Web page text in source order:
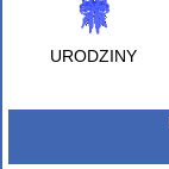
URODZINY